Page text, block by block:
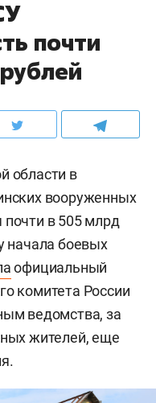
почти
области в
вооруженных
в 505 млрд
начала боевых
официальный
комитета России
ведомства, за
жителей, еще